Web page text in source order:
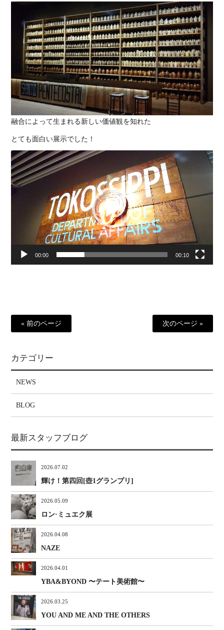
融合によって生まれる新しい価値観を知れた
とても面白い展示でした！
動
画
プ
レ
00:00 00:10
« 前のページ 次のページ »
カテゴリー
NEWS
BLOG
最新スタッフブログ
2026.07.02
輝け！第四回[壺1グランプリ]
2026.05.09
ロン·ミュエク展
2026.04.08
NAZE
2026.04.01
YBA&BYOND 〜テート美術館〜
2026.03.25
YOU AND ME AND THE OTHERS